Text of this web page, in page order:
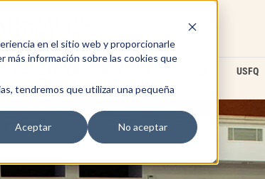
en el sitio web y proporcionarle
más información sobre las cookies que
tendremos que utilizar una pequeña
Aceptar
No aceptar
USFQ